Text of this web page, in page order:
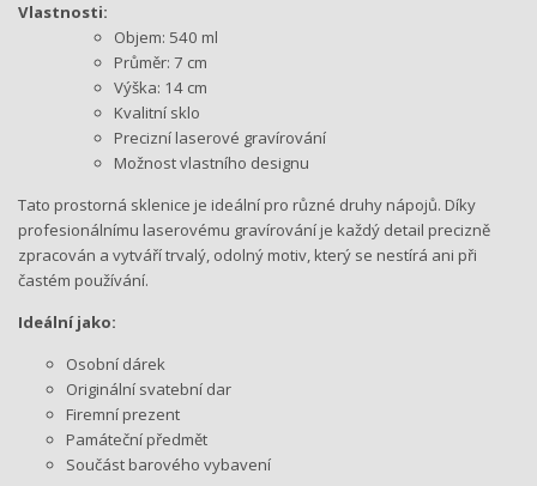
Vlastnosti:
Objem: 540 ml
Průměr: 7 cm
Výška: 14 cm
Kvalitní sklo
Precizní laserové gravírování
Možnost vlastního designu
Tato prostorná sklenice je ideální pro různé druhy nápojů. Díky
profesionálnímu laserovému gravírování je každý detail precizně
zpracován a vytváří trvalý, odolný motiv, který se nestírá ani při
častém používání.
Ideální jako:
Osobní dárek
Originální svatební dar
Firemní prezent
Památeční předmět
Součást barového vybavení